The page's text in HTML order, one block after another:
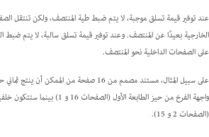
عند توفير قيمة تسلق موجبة، لا يتم ضبط طية المنتصف، ولكن تنتقل
الخارجية بعيدًا عن المنتصف. وعند توفير قيمة تسلق سالبة، لا يتم ضبط
على الصفحات الداخلية نحو المنتصف.
على سبيل المثال، مستند مصمم من 16 صفحة من
واجهة الفرخ من حيز الطابعة الأول
(الصفحات 2 و 15).